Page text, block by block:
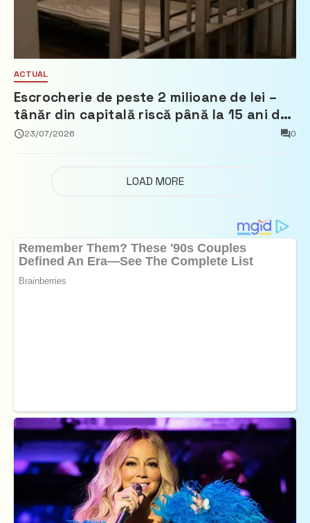
ACTUAL
Escrocherie de peste 2 milioane de lei –
tânăr din capitală riscă până la 15 ani de
închisoare
23/07/2026 0
LOAD MORE